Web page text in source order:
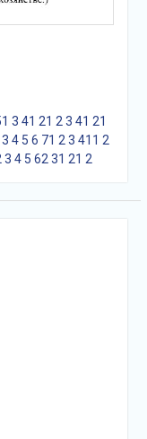
1 3 41 21 2 3 41 21
3 4 5 6 71 2 3 41 1 2
3 4 5 62 31 21 2